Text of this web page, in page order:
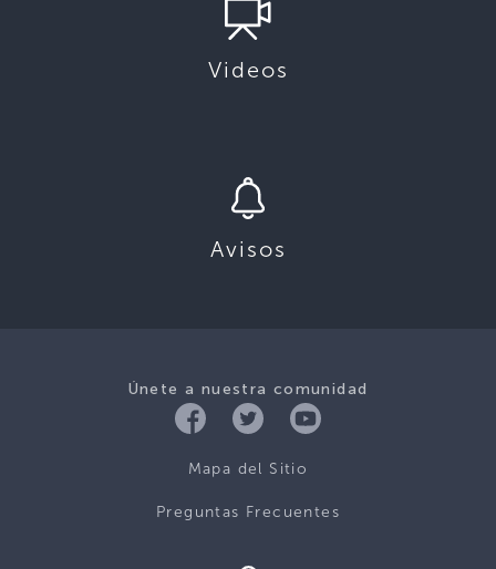
Videos
Avisos
Únete a nuestra comunidad
Mapa del Sitio
Preguntas Frecuentes